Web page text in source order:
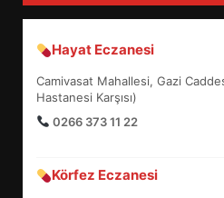
Hayat Eczanesi
Camivasat Mahallesi, Gazi
Hastanesi Karşısı)
0266 373 11 22
Körfez Eczanesi
5
BALIKESİR
UZATILDI:
TURNUVASI